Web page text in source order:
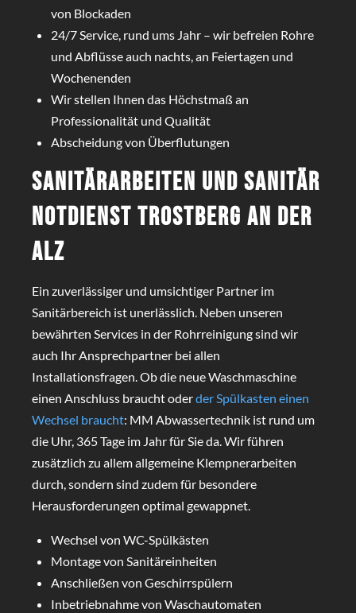
von Blockaden
24/7 Service, rund ums Jahr – wir befreien Rohre
und Abflüsse auch nachts, an Feiertagen und
Wochenenden
Wir stellen Ihnen das Höchstmaß an
Professionalität und Qualität
Abscheidung von Überflutungen
Sanitärarbeiten und Sanitär
Notdienst Trostberg an der
Alz
Ein zuverlässiger und umsichtiger Partner im
Sanitärbereich ist unerlässlich. Neben unseren
bewährten Services in der Rohrreinigung sind wir
auch Ihr Ansprechpartner bei allen
Installationsfragen. Ob die neue Waschmaschine
einen Anschluss braucht oderder Spülkasten einen
Wechsel braucht: MM Abwassertechnik ist rund um
die Uhr, 365 Tage im Jahr für Sie da. Wir führen
zusätzlich zu allem allgemeine Klempnerarbeiten
durch, sondern sind zudem für besondere
Herausforderungen optimal gewappnet.
Wechsel von WC-Spülkästen
Montage von Sanitäreinheiten
Anschließen von Geschirrspülern
Inbetriebnahme von Waschautomaten